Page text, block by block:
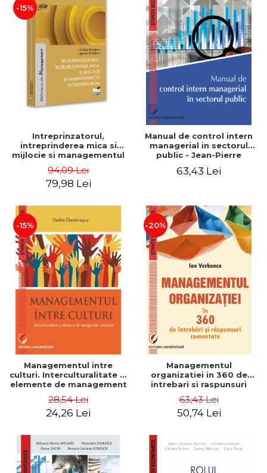
-15%
Intreprinzatorul,
intreprinderea mica si
mijlocie si managementul
Nicolescu, Ciprian
Nicolescu
94,09 Lei
79,98 Lei
Manual de control intern
managerial in sectorul
public - Jean-Pierre
63,43 Lei
-15%
Managementul intre
culturi. Interculturalitate si
elemente de management
Dumitrascu
28,54 Lei
24,26 Lei
-20%
Managementul
organizatiei in 360 de
intrebari si raspunsuri
63,43 Lei
50,74 Lei